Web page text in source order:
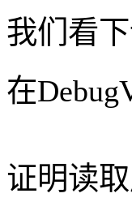
我们看
在
证明读